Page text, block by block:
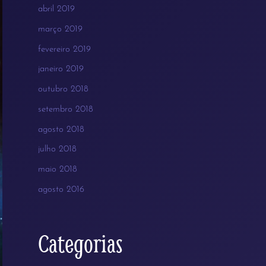
abril 2019
março 2019
fevereiro 2019
janeiro 2019
outubro 2018
setembro 2018
agosto 2018
julho 2018
maio 2018
agosto 2016
Categorias